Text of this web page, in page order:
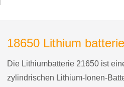
18650 Lithium
Die Lithiumbatterie 21650 ist
zylindrischen Lithium-Ionen-